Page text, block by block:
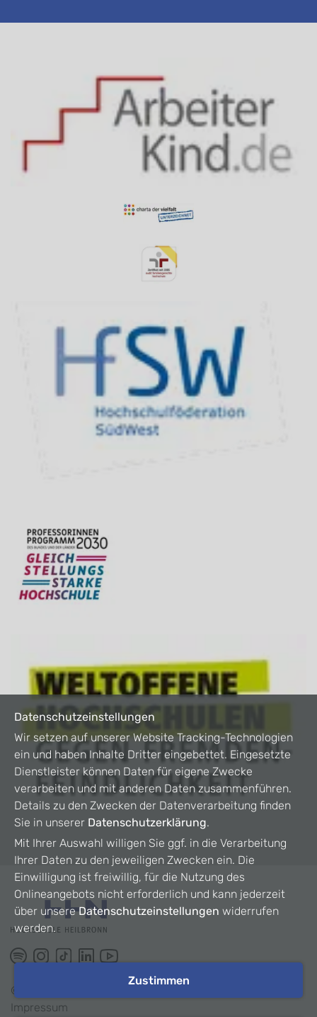
©
Impressum
Datenschutzeinstellungen
Wir setzen auf unserer Website Tracking-Technologien
ein und haben Inhalte Dritter eingebettet. Eingesetzte
Dienstleister können Daten für eigene Zwecke
verarbeiten und mit anderen Daten zusammenführen.
Details zu den Zwecken der Datenverarbeitung finden
Sie in unserer Datenschutzerklärung.
Mit Ihrer Auswahl willigen Sie ggf. in die Verarbeitung
Ihrer Daten zu den jeweiligen Zwecken ein. Die
Einwilligung ist freiwillig, für die Nutzung des
Onlineangebots nicht erforderlich und kann jederzeit
über unsereDatenschutzeinstellungen widerrufen
werden.
Zustimmen